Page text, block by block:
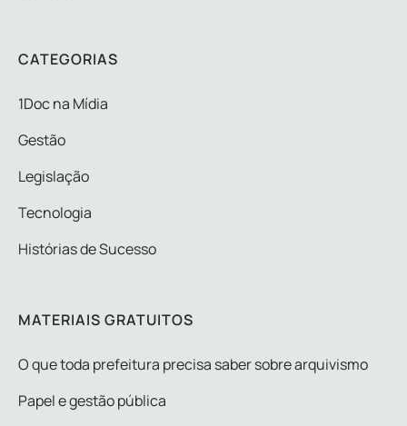
CATEGORIAS
1Doc na Mídia
Gestão
Legislação
Tecnologia
Histórias de Sucesso
MATERIAIS GRATUITOS
O que toda prefeitura precisa saber sobre arquivismo
Papel e gestão pública